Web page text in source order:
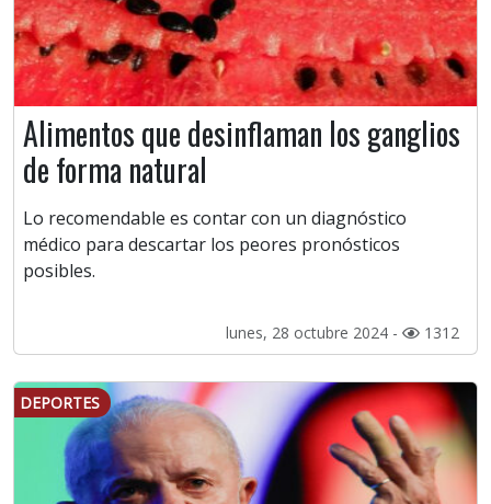
Alimentos que desinflaman los ganglios
de forma natural
Lo recomendable es contar con un diagnóstico
médico para descartar los peores pronósticos
posibles.
lunes, 28 octubre 2024 - 1312
DEPORTES